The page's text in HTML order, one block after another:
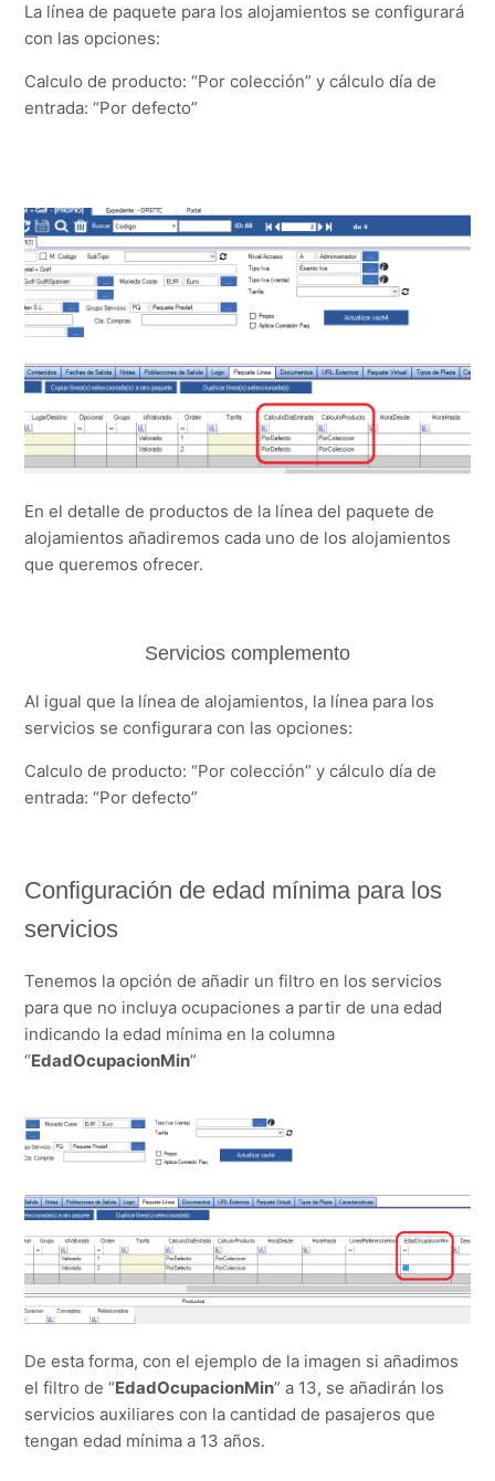
La línea de paquete para los alojamientos se configurará
con las opciones:
Calculo de producto: “Por colección” y cálculo día de
entrada: “Por defecto”
En el detalle de productos de la línea del paquete de
alojamientos añadiremos cada uno de los alojamientos
que queremos ofrecer.
Servicios complemento
Al igual que la línea de alojamientos, la línea para los
servicios se configurara con las opciones:
Calculo de producto: “Por colección” y cálculo día de
entrada: “Por defecto”
Configuración de edad mínima para los
servicios
Tenemos la opción de añadir un filtro en los servicios
para que no incluya ocupaciones a partir de una edad
indicando la edad mínima en la columna
“EdadOcupacionMin”
De esta forma, con el ejemplo de la imagen si añadimos
el filtro de “EdadOcupacionMin” a 13, se añadirán los
servicios auxiliares con la cantidad de pasajeros que
tengan edad mínima a 13 años.